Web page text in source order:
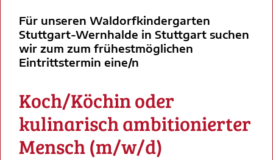
Für unseren Waldorfkindergarten
Stuttgart-Wernhalde in Stuttgart suchen
wir zum zum frühestmöglichen
Eintrittstermin eine/n
Koch/Köchin oder
kulinarisch ambitionierter
Mensch (m/w/d)